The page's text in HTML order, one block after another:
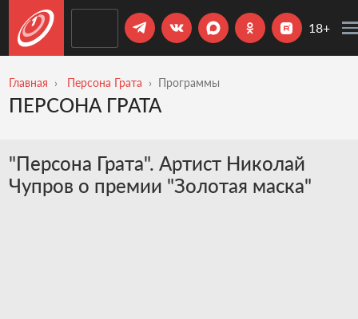
18+
Главная Персона Грата Программы
ПЕРСОНА ГРАТА
"Персона Грата". Артист Николай
Чупров о премии "Золотая маска"